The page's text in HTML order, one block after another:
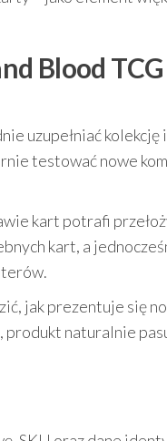
Blood
uzupełniać kolekcję
testować nowe
kart potrafi
kart, a
jak prezentuje się
, produkt naturalnie